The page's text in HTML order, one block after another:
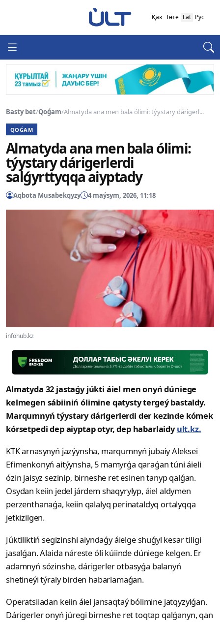
Қаз Төте Lat Рус
Basty bet/Qoǵam/Almatyda ana men bala ólimi: týystary dárigerl...
QOǴAM
Almatyda ana men bala ólimi:
týystary dárigerlerdi
salǵyrttyqqa aiyptady
Aqbota Musabekqyzy 4 maýsym, 2026, 11:18
infohub.kz
Almatyda 32 jastaǵy júkti áiel men onyń dúniege
kelmegen sábiiniń ólimine qatysty tergeý bastaldy.
Marqumnyń týystary dárigerlerdi der kezinde kómek
kórsetpedi dep aiyptap otyr, dep habarlaidyult.kz.
KTK arnasynyń jazýynsha, marqumnyń jubaiy Aleksei
Efimenkonyń aitýynsha, 5 mamyrǵa qaraǵan túni áieli
ózin jaisyz sezinip, birneshe ret esinen tanyp qalǵan.
Osydan keiin jedel járdem shaqyrylyp, áiel aldymen
perzenthanaǵa, keiin qalalyq perinataldyq ortalyqqa
jetkizilgen.
Júktiliktiń segizinshi aiyndaǵy áielge shuǵyl kesar tiligi
jasalǵan. Alaida náreste óli kúiinde dúniege kelgen. Er
adamnyń sózinshe, dárigerler otbasyǵa balanyń
shetineýi týraly birden habarlamaǵan.
Operatsiiadan keiin áiel jansaqtaý bólimine jatqyzylǵan.
Dárigerler onyń júregi birneshe ret toqtap qalǵanyn, qan